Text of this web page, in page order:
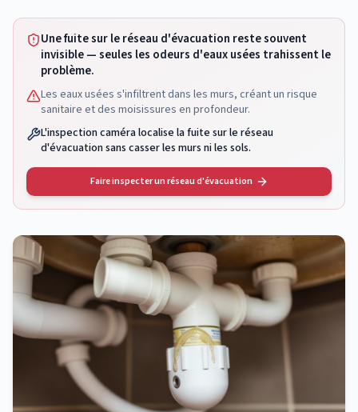
Une fuite sur le réseau d'évacuation reste souvent
invisible — seules les odeurs d'eaux usées trahissent le
problème.
Les eaux usées s'infiltrent dans les murs, créant un risque
sanitaire et des moisissures en profondeur.
L'inspection caméra localise la fuite sur le réseau
d'évacuation sans casser les murs ni les sols.
Faire inspecter un réseau d'évacuation